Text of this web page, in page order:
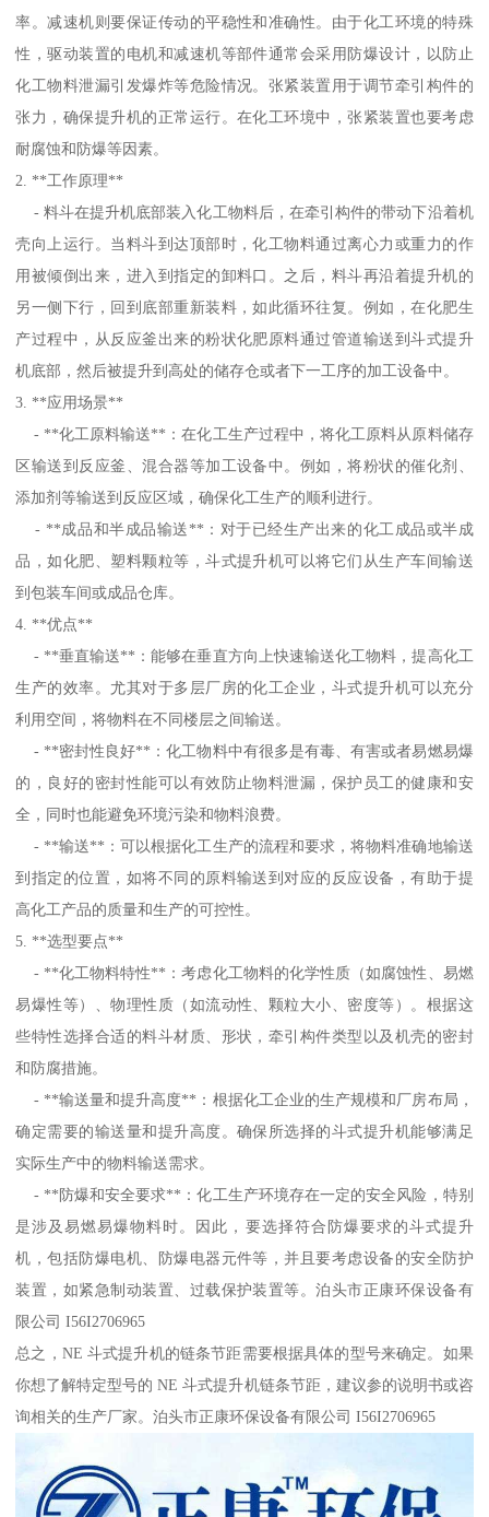
率。减速机则要保证传动的平稳性和准确性。由于化工环境的特殊
性，驱动装置的电机和减速机等部件通常会采用防爆设计，以防止
化工物料泄漏引发爆炸等危险情况。张紧装置用于调节牵引构件的
张力，确保提升机的正常运行。在化工环境中，张紧装置也要考虑
耐腐蚀和防爆等因素。
2. **工作原理**
- 料斗在提升机底部装入化工物料后，在牵引构件的带动下沿着机
壳向上运行。当料斗到达顶部时，化工物料通过离心力或重力的作
用被倾倒出来，进入到指定的卸料口。之后，料斗再沿着提升机的
另一侧下行，回到底部重新装料，如此循环往复。例如，在化肥生
产过程中，从反应釜出来的粉状化肥原料通过管道输送到斗式提升
机底部，然后被提升到高处的储存仓或者下一工序的加工设备中。
3. **应用场景**
- **化工原料输送**：在化工生产过程中，将化工原料从原料储存
区输送到反应釜、混合器等加工设备中。例如，将粉状的催化剂、
添加剂等输送到反应区域，确保化工生产的顺利进行。
- **成品和半成品输送**：对于已经生产出来的化工成品或半成
品，如化肥、塑料颗粒等，斗式提升机可以将它们从生产车间输送
到包装车间或成品仓库。
4. **优点**
- **垂直输送**：能够在垂直方向上快速输送化工物料，提高化工
生产的效率。尤其对于多层厂房的化工企业，斗式提升机可以充分
利用空间，将物料在不同楼层之间输送。
- **密封性良好**：化工物料中有很多是有毒、有害或者易燃易爆
的，良好的密封性能可以有效防止物料泄漏，保护员工的健康和安
全，同时也能避免环境污染和物料浪费。
- **输送**：可以根据化工生产的流程和要求，将物料准确地输送
到指定的位置，如将不同的原料输送到对应的反应设备，有助于提
高化工产品的质量和生产的可控性。
5. **选型要点**
- **化工物料特性**：考虑化工物料的化学性质（如腐蚀性、易燃
易爆性等）、物理性质（如流动性、颗粒大小、密度等）。根据这
些特性选择合适的料斗材质、形状，牵引构件类型以及机壳的密封
和防腐措施。
- **输送量和提升高度**：根据化工企业的生产规模和厂房布局，
确定需要的输送量和提升高度。确保所选择的斗式提升机能够满足
实际生产中的物料输送需求。
- **防爆和安全要求**：化工生产环境存在一定的安全风险，特别
是涉及易燃易爆物料时。因此，要选择符合防爆要求的斗式提升
机，包括防爆电机、防爆电器元件等，并且要考虑设备的安全防护
装置，如紧急制动装置、过载保护装置等。泊头市正康环保设备有
限公司 I56I2706965
总之，NE 斗式提升机的链条节距需要根据具体的型号来确定。如果
你想了解特定型号的 NE 斗式提升机链条节距，建议参的说明书或咨
询相关的生产厂家。泊头市正康环保设备有限公司 I56I2706965